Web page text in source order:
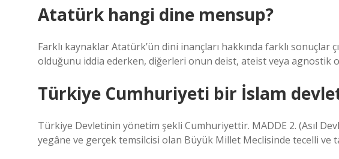
Atatürk hangi dine mensup?
Farklı kaynaklar Atatürk’ün dini inançları hakkında farklı sonuçlar
olduğunu iddia ederken, diğerleri onun deist, ateist veya agnostik
Türkiye Cumhuriyeti bir İslam
Türkiye Devletinin yönetim şekli Cumhuriyettir. MADDE 2. (Asıl
yegâne ve gerçek temsilcisi olan Büyük Millet Meclisinde tecelli ve